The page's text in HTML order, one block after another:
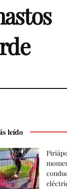
leído